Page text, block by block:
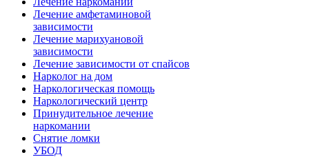
Лечение амфетаминовой
зависимости
Лечение марихуановой
зависимости
Лечение зависимости от спайсов
Нарколог на дом
Наркологическая помощь
Наркологический центр
Принудительное лечение
наркомании
Снятие ломки
УБОД